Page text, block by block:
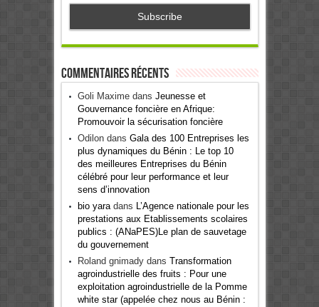
Commentaires récents
Goli Maximedans Jeunesse et
Gouvernance foncière en Afrique:
Promouvoir la sécurisation foncière
Odilondans Gala des 100 Entreprises les
plus dynamiques du Bénin : Le top 10
des meilleures Entreprises du Bénin
célébré pour leur performance et leur
sens d’innovation
bio yaradans L’Agence nationale pour les
prestations aux Etablissements scolaires
publics : (ANaPES)Le plan de sauvetage
du gouvernement
Roland gnimadydans Transformation
agroindustrielle des fruits : Pour une
exploitation agroindustrielle de la Pomme
white star (appelée chez nous au Bénin :